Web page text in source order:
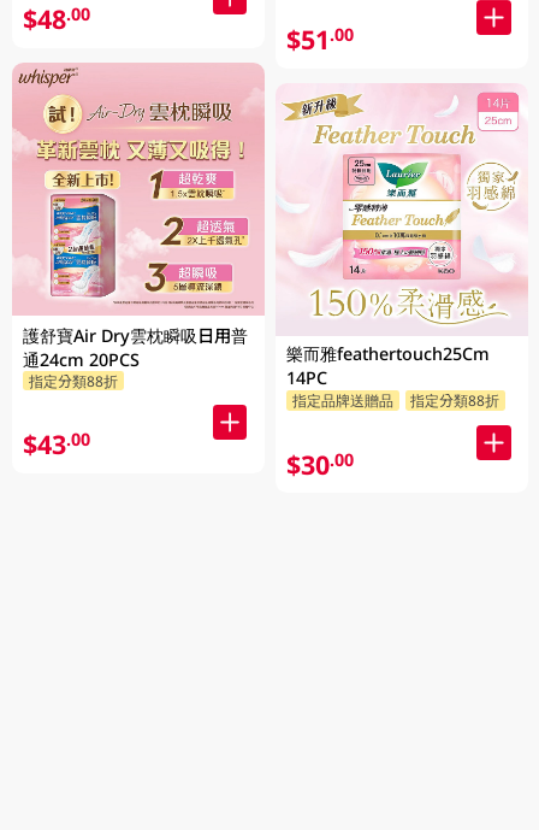
$48.00
護舒寶Air Dry雲枕瞬吸日用普
通24cm 20PCS
指定分類88折
$43.00
$51.00
樂而雅feathertouch25Cm
14PC
指定品牌送贈品 指定分類88折
$30.00